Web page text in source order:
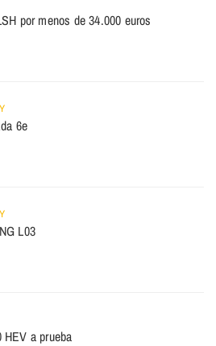
por menos de 34.000 euros
6e
L03
HEV a prueba